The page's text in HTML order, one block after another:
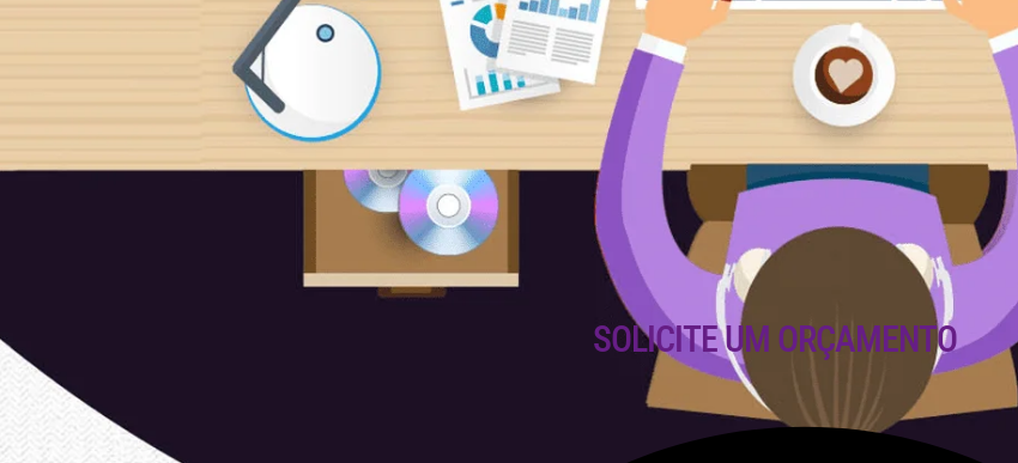
SOLICITE UM ORÇAMENTO